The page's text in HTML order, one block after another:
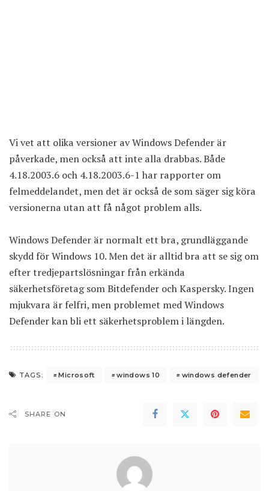
Vi vet att olika versioner av Windows Defender är
påverkade, men också att inte alla drabbas. Både
4.18.2003.6 och 4.18.2003.6-1 har rapporter om
felmeddelandet, men det är också de som säger sig köra
versionerna utan att få något problem alls.
Windows Defender är normalt ett bra, grundläggande
skydd för Windows 10. Men det är alltid bra att se sig om
efter tredjepartslösningar från erkända
säkerhetsföretag som Bitdefender och Kaspersky. Ingen
mjukvara är felfri, men problemet med Windows
Defender kan bli ett säkerhetsproblem i längden.
TAGS: Microsoft windows 10 windows defender
SHARE ON